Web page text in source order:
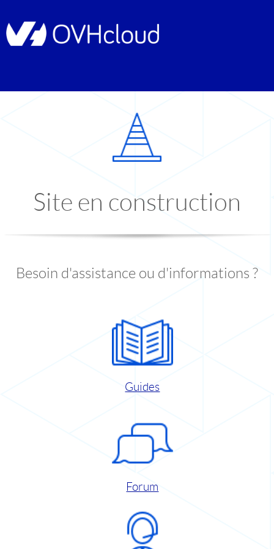
Site en construction
Besoin d'assistance ou d'informations ?
Guides
Forum